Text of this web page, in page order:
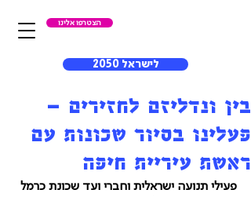
הצטרפו אלינו
לישראל 2050
בין ונדליזם לחזירים –
פעלינו בסיור שכונות עם
ראשת עיריית חיפה
פעילי תנועה ישראלית וחברי ועד שכונת כרמל